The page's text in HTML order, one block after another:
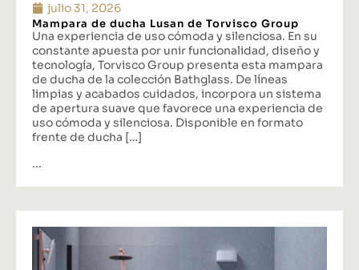
julio 31, 2026
Mampara de ducha Lusan de Torvisco Group
Una experiencia de uso cómoda y silenciosa. En su
constante apuesta por unir funcionalidad, diseño y
tecnología, Torvisco Group presenta esta mampara
de ducha de la colección Bathglass. De líneas
limpias y acabados cuidados, incorpora un sistema
de apertura suave que favorece una experiencia de
uso cómoda y silenciosa. Disponible en formato
frente de ducha […]
...